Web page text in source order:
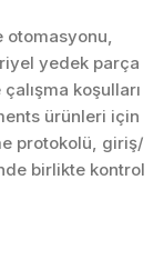
otomasyonu,
yedek parça
koşulları
ürünleri için
protokolü, giriş/
birlikte kontrol